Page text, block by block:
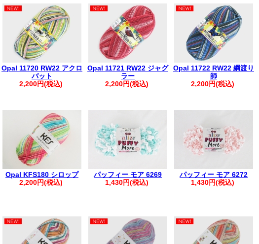
お手数ですが【@kfsamimono.com】を受信許可設定の
ご注文・お問い合わせいただきますようお願い申し上げま
。.。:+* ゜ ゜゜ *+:。.。:+* ゜ ゜゜ *+:。.。.。:+* ゜ ゜゜
【お客様へお願い】
【ご注文に関するご案内】
・ご登録の際は、ご住所に番地の記載漏れがないかご確認ください。
・ご注文後は、マイページの「購入履歴を見る」より内容をご確認ください。
※購入履歴に記載がない場合は、ご注文が未確定の可能性がございますので、改め
・商品の取り置きは承っておりませんので、あらかじめご了承ください。
・着日指定は、ご購入日より1週間以内で承っております。
※1週間を超える場合は取り置き扱いとなり、対応いたしかねます。
・複数回に分けてご注文いただいた場合、同日発送となるご注文につきましては、
く場合がございます。
その際は、メールにて【同梱完了しました】とご案内いたします。
・お振込みで複数のご注文を一括でご入金いただいた場合は、ご注文も1件におま
・自動返信メールが届かない場合は、お手数ですがお電話にてご連絡ください。
※※弊社からの心当たりのないメールが届いた際は、誠に恐れ入りますが、破棄し
申し上げます。
Opal 11720 RW22 アクロ
バット
2,200円(税込)
Opal 11721 RW22 ジャグ
ラー
2,200円(税込)
Opal 11722 RW22 綱渡り
師
2,200円(税込)
Opal KFS180 シロップ
2,200円(税込)
パッフィー モア 6269
1,430円(税込)
パッフィー モア 6272
1,430円(税込)